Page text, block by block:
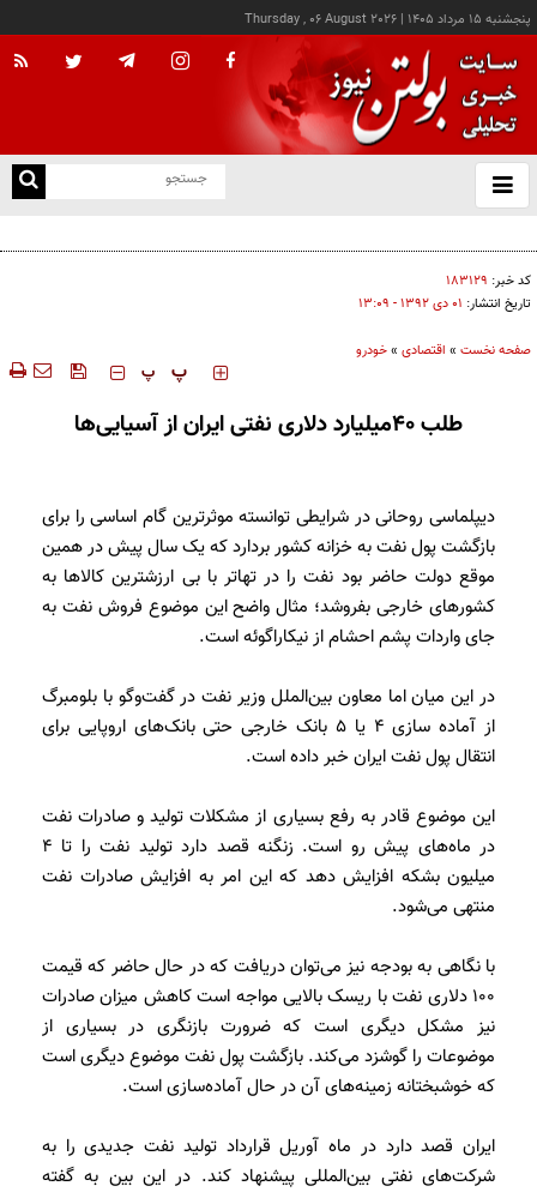
پنجشنبه ۱۵ مرداد ۱۴۰۵ |
Thursday , 06 August 2026
باز
و
کد خبر: ۱۸۳۱۲۹
تاریخ انتشار: ۰۱ دی ۱۳۹۲ - ۱۳:۰۹
صفحه نخست » اقتصادی »خودرو
‍‍‍ پ پ
طلب 40میلیارد دلاری نفتی ایران از آسیایی‌ها
دیپلماسی روحانی در شرایطی توانسته موثرترین گام اساسی را برای
بازگشت پول نفت به خزانه کشور بردارد که یک سال پیش در همین
موقع دولت حاضر بود نفت را در تهاتر با بی ارزشترین کالاها به
کشورهای خارجی بفروشد؛ مثال واضح این موضوع فروش نفت به
جای واردات پشم احشام از نیکاراگوئه است.
در این میان اما معاون بین‌الملل وزیر نفت در گفت‌وگو‌ با بلومبرگ
از آماده سازی ۴ یا ۵ بانک خارجی حتی بانک‌های اروپایی برای
انتقال پول نفت ایران خبر داده است.
این موضوع قادر به رفع بسیاری از مشکلات تولید و صادرات نفت
در ماه‌های پیش رو است. زنگنه قصد دارد تولید نفت را تا 4
میلیون بشکه افزایش دهد که این امر به افزایش صادرات نفت
منتهی می‌شود.
با نگاهی به بودجه نیز می‌توان دریافت که در حال حاضر که قیمت
100 دلاری نفت با ریسک بالایی مواجه است کاهش میزان صادرات
نیز مشکل دیگری است که ضرورت بازنگری در بسیاری از
موضوعات را گوشزد می‌کند. بازگشت پول نفت موضوع دیگری است
که خوشبختانه زمینه‌های آن در حال آماده‌سازی است.
ایران قصد دارد در ماه آوریل قرارداد تولید نفت جدیدی را به
شرکت‌های نفتی بین‌المللی پیشنهاد کند. در این بین به گفته